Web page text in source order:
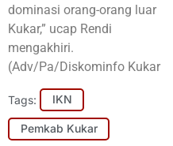
dominasi orang-orang luar
Kukar,” ucap Rendi
mengakhiri.
(Adv/Pa/Diskominfo Kukar
Tags: IKN
Pemkab Kukar